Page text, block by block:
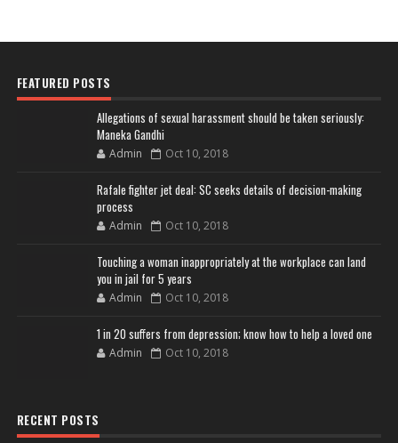
FEATURED POSTS
Allegations of sexual harassment should be taken seriously:
Maneka Gandhi
Admin Oct 10, 2018
Rafale fighter jet deal: SC seeks details of decision-making
process
Admin Oct 10, 2018
Touching a woman inappropriately at the workplace can land
you in jail for 5 years
Admin Oct 10, 2018
1 in 20 suffers from depression; know how to help a loved one
Admin Oct 10, 2018
RECENT POSTS